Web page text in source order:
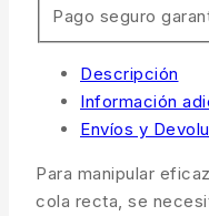
Pago seguro
Descripción
Información
Envíos y
Para manipular
cola recta, se